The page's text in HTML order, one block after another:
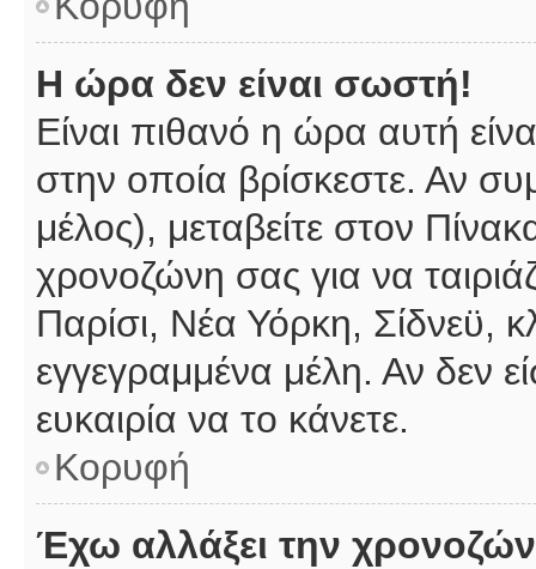
Η ώρα δεν είναι σωστή!
Είναι πιθανό η ώρα αυτή
στην οποία βρίσκεστε. Αν
μέλος), μεταβείτε στον
χρονοζώνη σας για να
Παρίσι, Νέα Υόρκη, Σίδνεϋ,
εγγεγραμμένα μέλη. Αν δεν
ευκαιρία να το κάνετε.
Κορυφή
Έχω αλλάξει την